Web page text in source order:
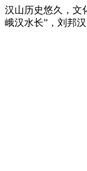
汉山历史悠久，文
峨汉水长”，刘邦